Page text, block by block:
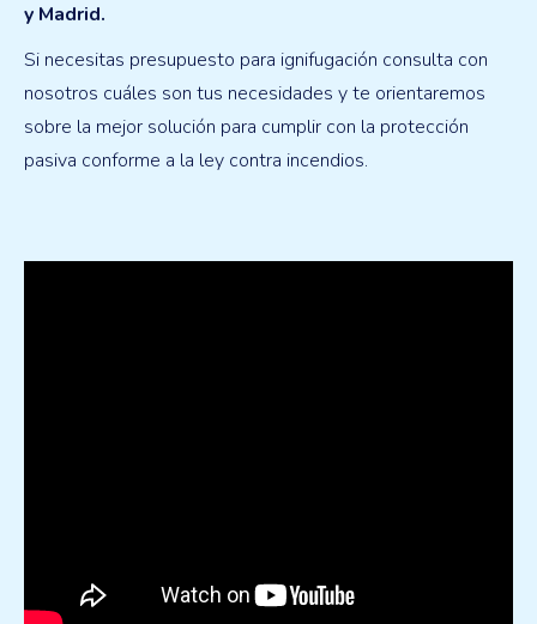
y Madrid.
Si necesitas presupuesto para ignifugación consulta con
nosotros cuáles son tus necesidades y te orientaremos
sobre la mejor solución para cumplir con la protección
pasiva conforme a la ley contra incendios.